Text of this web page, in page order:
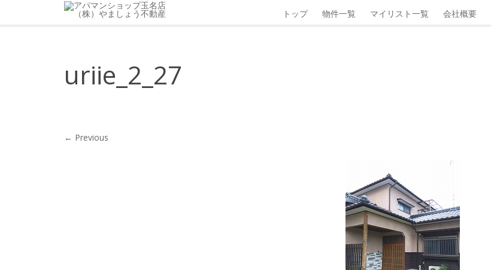
トップ 物件一覧 マイリスト一覧 会社概要
uriie_2_27
← Previous